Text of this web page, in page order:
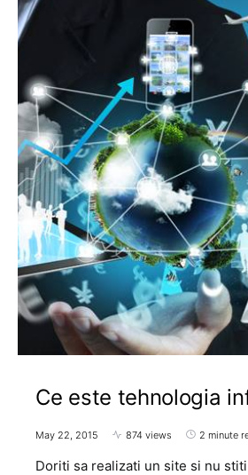
Ce este tehnologia
May 22, 2015 874 views 2 minute
Doriti sa realizati un site si nu